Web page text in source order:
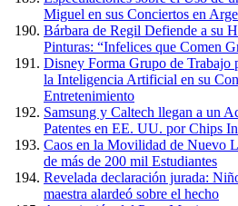
Miguel en sus Conciertos en
Bárbara de Regil Defiende a su
Pinturas: “Infelices que Comen
Disney Forma Grupo de Trabajo
la Inteligencia Artificial en su
Entretenimiento
Samsung y Caltech llegan a un
Patentes en EE. UU. por Chips
Caos en la Movilidad de Nuevo
de más de 200 mil Estudiantes
Revelada declaración jurada:
maestra alardeó sobre el hecho